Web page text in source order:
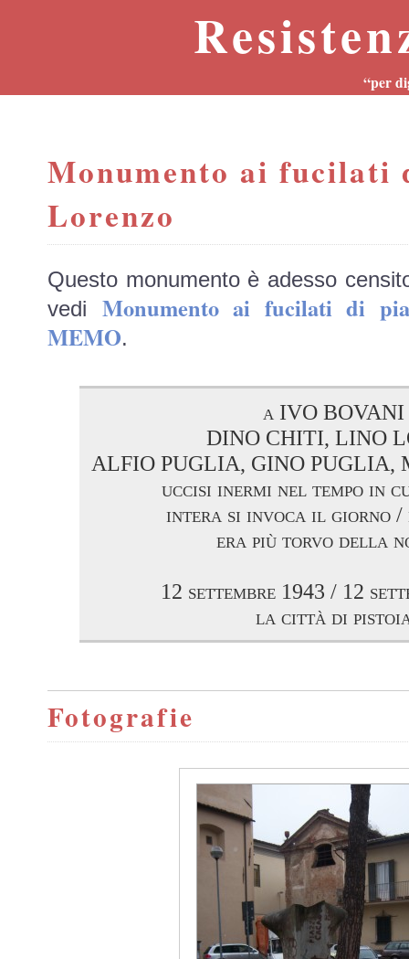
“per
Monumento ai fucilati
Lorenzo
Questo monumento è adesso
vedi Monumento ai fucilati di
MEMO.
a IVO BOVANI
DINO CHITI, LINO
ALFIO PUGLIA, GINO PUGLIA,
uccisi inermi nel tempo in
intera si invoca il giorno
era più torvo della
12 settembre 1943 / 12
la città di
Fotografie